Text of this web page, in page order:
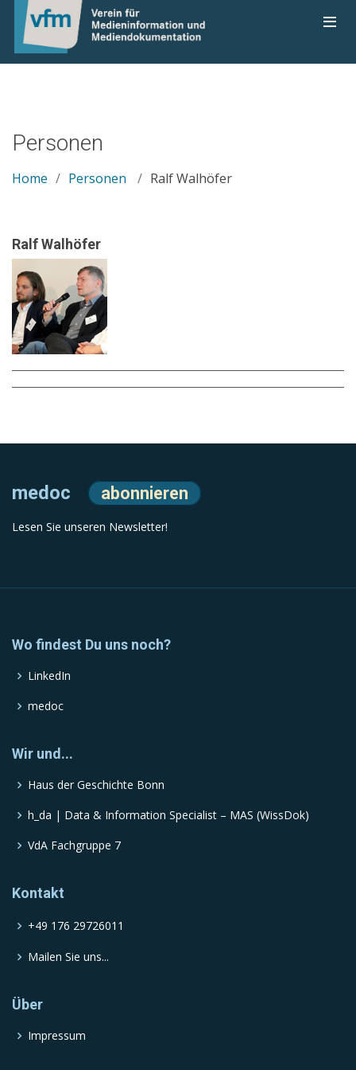
Personen
Home Personen Ralf Walhöfer
Ralf Walhöfer
medoc abonnieren
Lesen Sie unseren Newsletter!
Wo findest Du uns noch?
LinkedIn
medoc
Wir und...
Haus der Geschichte Bonn
h_da | Data & Information Specialist – MAS (WissDok)
VdA Fachgruppe 7
Kontakt
+49 176 29726011
Mailen Sie uns...
Über
Impressum